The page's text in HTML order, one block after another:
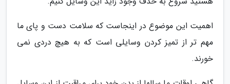
اهمیت این موضوع در اینجاست که سلامت دست و پای ما
مهم تر از تمیز کردن وسایلی است که به هیچ دردی نمی
خورند.